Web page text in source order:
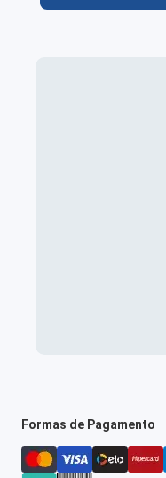
Formas de Pagamento